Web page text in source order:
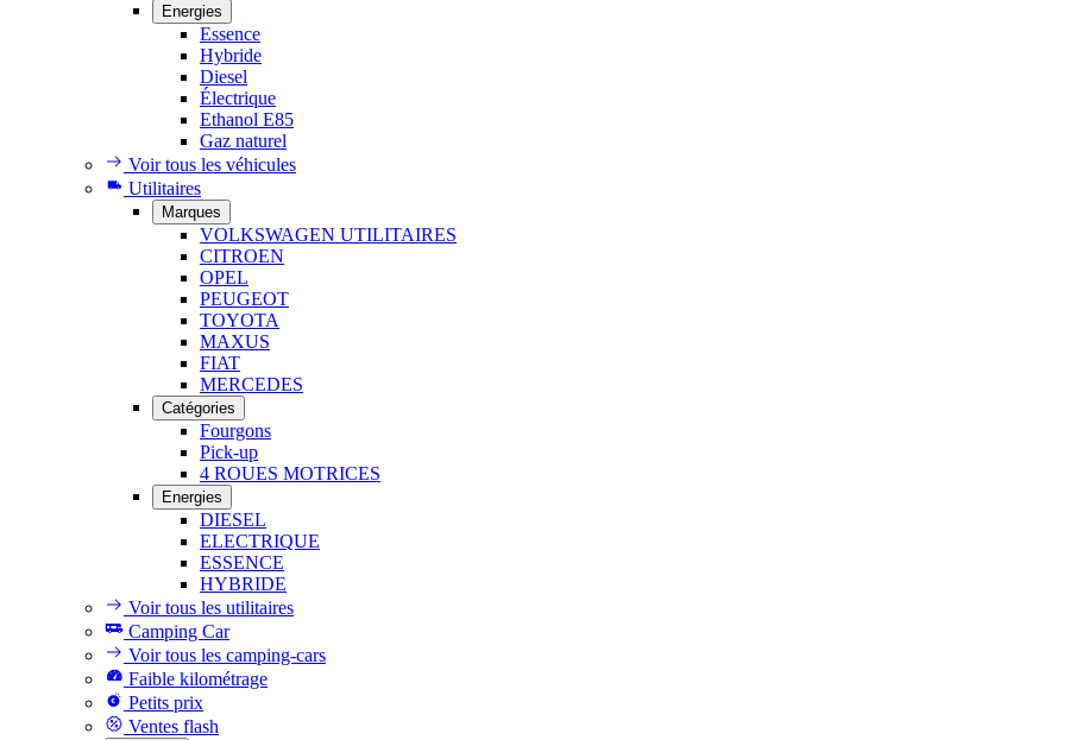
Energies
Essence
Hybride
Diesel
Électrique
Ethanol E85
Gaz naturel
Voir tous les véhicules
Utilitaires
Marques
VOLKSWAGEN UTILITAIRES
CITROEN
OPEL
PEUGEOT
TOYOTA
MAXUS
FIAT
MERCEDES
Catégories
Fourgons
Pick-up
4 ROUES MOTRICES
Energies
DIESEL
ELECTRIQUE
ESSENCE
HYBRIDE
Voir tous les utilitaires
Camping Car
Voir tous les camping-cars
Faible kilométrage
Petits prix
Ventes flash